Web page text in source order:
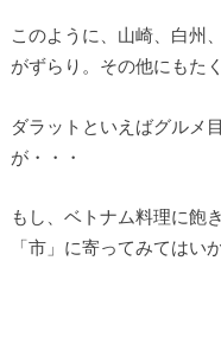
このように、山崎、白州
がずらり。その他にもた
ダラットといえばグルメ
が・・・
もし、ベトナム料理に飽
「市」に寄ってみてはい